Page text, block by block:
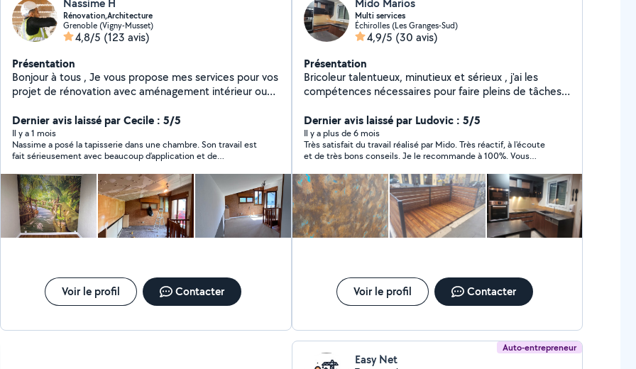
Nassime H
Rénovation,Architecture
Grenoble (Vigny-Musset)
4,8/5 (123 avis)
Présentation
Bonjour à tous , Je vous propose mes services pour vos
projet de rénovation avec aménagement intérieur ou
de papier peint ,placo , revêtements de sols ,pour
mettre en valeur votre bien. Mais également la pose
de votre de votre cuisine , meuble ,.. N'hésitez pas à
consulter les photos disponible sur mon profil pour
avoir un aperçu de mon travail . Pour plus d'informations
n'hésitez pas à me contacter directement .
Dernier avis laissé par Cecile : 5/5
Il y a 1 mois
Nassime a posé la tapisserie dans une chambre. Son travail est
fait sérieusement avec beaucoup d’application et de
prévu de revenir vers lui pour mes prochains travaux.
Voir le profil Contacter
Mido Marios
Multi services
Échirolles (Les Granges-Sud)
4,9/5 (30 avis)
Présentation
Bricoleur talentueux, minutieux et sérieux , j'ai les
compétences nécessaires pour faire pleins de tâches
plomberie, électricité ,montage/démontage des
meubles,pose de tringles ...je suis équipé de matériels
professionnels. Je serai prêt à vous fournir un service
de qualité avec des tarifs raisonnables et j'essayerai de
vous dépanner en cas d'urgence
Dernier avis laissé par Ludovic : 5/5
Il y a plus de 6 mois
Très satisfait du travail réalisé par Mido. Très réactif, à l'écoute
et de très bons conseils. Je le recommande à 100%. Vous
pas à faire appel de nouveau appel à Mido. Merci encore.
Voir le profil Contacter
Auto-entrepreneur
Easy Net